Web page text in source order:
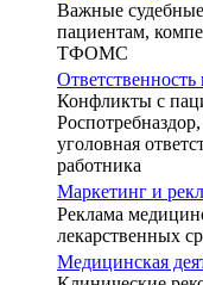
Важные
пациентам,
ТФОМС
Конфликты с
уголовная
работника
Маркетинг и
Реклама
лекарственных
Медицинская